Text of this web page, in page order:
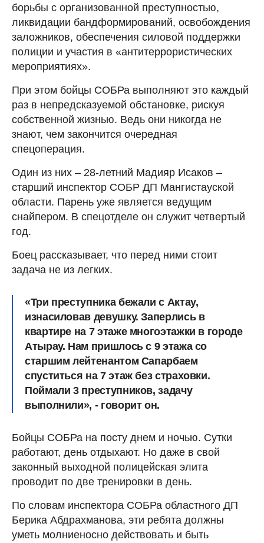
борьбы с организованной преступностью,
ликвидации бандформирований, освобождения
заложников, обеспечения силовой поддержки
полиции и участия в «антитеррористических
мероприятиях».
При этом бойцы СОБРа выполняют это каждый
раз в непредсказуемой обстановке, рискуя
собственной жизнью. Ведь они никогда не
знают, чем закончится очередная
спецоперация.
Один из них – 28-летний Мадияр Исаков –
старший инспектор СОБР ДП Мангистауской
области. Парень уже является ведущим
снайпером. В спецотделе он служит четвертый
год.
Боец рассказывает, что перед ними стоит
задача не из легких.
«Три преступника бежали с Актау,
изнасиловав девушку. Заперлись в
квартире на 7 этаже многоэтажки в городе
Атырау. Нам пришлось с 9 этажа со
старшим лейтенантом Сапарбаем
спуститься на 7 этаж без страховки.
Поймали 3 преступников, задачу
выполнили», - говорит он.
Бойцы СОБРа на посту днем и ночью. Сутки
работают, день отдыхают. Но даже в свой
законный выходной полицейская элита
проводит по две тренировки в день.
По словам инспектора СОБРа областного ДП
Берика Абдрахманова, эти ребята должны
уметь молниеносно действовать и быть